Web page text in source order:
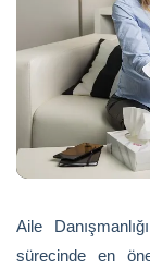
Aile
sürecinde en